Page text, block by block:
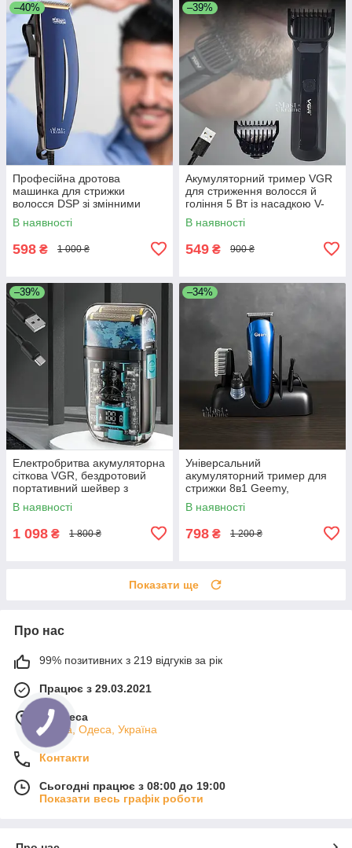
–40%
Професійна дротова
машинка для стрижки
волосся DSP зі змінними
насадками Синя DSP-90152-
Blue
В наявності
598 ₴ 1 000 ₴
–39%
Акумуляторний тример VGR
для стриження волосся й
гоління 5 Вт із насадкою V-
928
В наявності
549 ₴ 900 ₴
–39%
Електробритва акумуляторна
сіткова VGR, бездротовий
портативний шейвер з
подвійною сіткою та LED-
дисплеєм, V-352
В наявності
1 098 ₴ 1 800 ₴
–34%
Універсальний
акумуляторний тример для
стрижки 8в1 Geemy,
машинка-тример з 8
насадками на підставці GM-
В наявності
798 ₴ 1 200 ₴
Показати ще
Про нас
99% позитивних з 219 відгуків за рік
Працює з 29.03.2021
м. Одеса
Одеса, Одеса, Україна
Контакти
Сьогодні працює з 08:00 до 19:00
Показати весь графік роботи